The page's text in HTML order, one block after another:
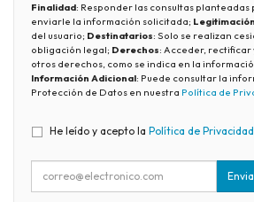
Finalidad: Responder las consultas planteadas
enviarle la información solicitada; Legitimación
del usuario; Destinatarios: Solo se realizan
obligación legal; Derechos: Acceder, rectificar
otros derechos, como se indica en la
Información Adicional: Puede consultar la
Protección de Datos en nuestra Política de
He leído y acepto la Política de Privacidad